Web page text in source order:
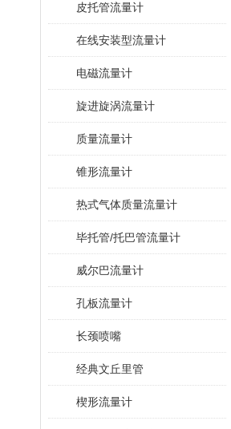
皮托管流量计
在线安装型流量计
电磁流量计
旋进旋涡流量计
质量流量计
锥形流量计
热式气体质量流量计
毕托管/托巴管流量计
威尔巴流量计
孔板流量计
长颈喷嘴
经典文丘里管
楔形流量计